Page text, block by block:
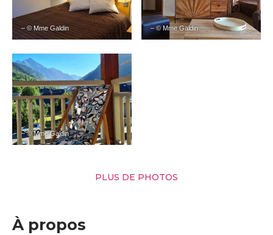
– © Mme Galdin – © Mme Galdin
– © Mme Galdin
PLUS DE PHOTOS
À propos